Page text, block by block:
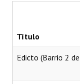
Título
Edicto (Barrio 2